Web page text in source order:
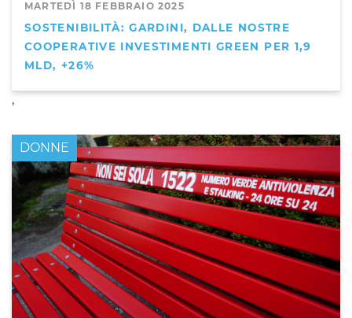
MARTEDÌ 18 FEBBRAIO 2025
SOSTENIBILITÀ: GARDINI, DALLE NOSTRE
COOPERATIVE INVESTIMENTI GREEN PER 1,9
MLD, +26%
,
DONNE